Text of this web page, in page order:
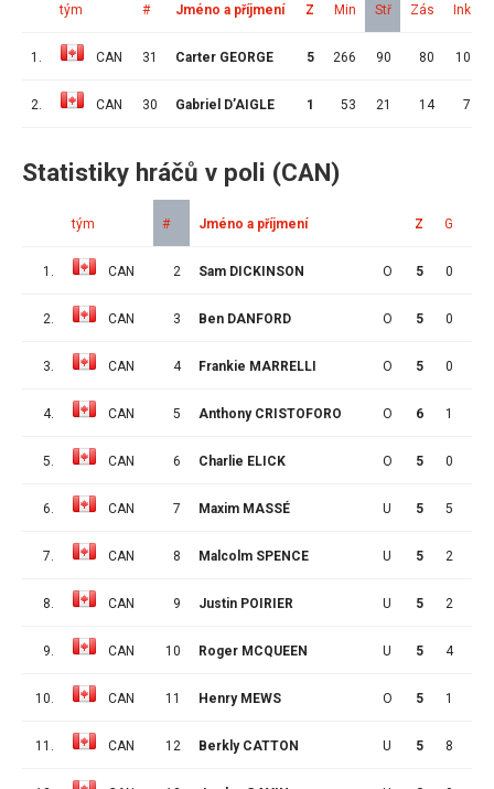
tým # Jméno a příjmení Z Min Stř Zás Ink
1. CAN 31 Carter GEORGE 5 266 90 80 10
2. CAN 30 Gabriel D’AIGLE 1 53 21 14 7
Statistiky hráčů v poli (CAN)
tým # Jméno a příjmení Z G
1. CAN 2 Sam DICKINSON O 5 0
2. CAN 3 Ben DANFORD O 5 0
3. CAN 4 Frankie MARRELLI O 5 0
4. CAN 5 Anthony CRISTOFORO O 6 1
5. CAN 6 Charlie ELICK O 5 0
6. CAN 7 Maxim MASSÉ U 5 5
7. CAN 8 Malcolm SPENCE U 5 2
8. CAN 9 Justin POIRIER U 5 2
9. CAN 10 Roger MCQUEEN U 5 4
10. CAN 11 Henry MEWS O 5 1
11. CAN 12 Berkly CATTON U 5 8